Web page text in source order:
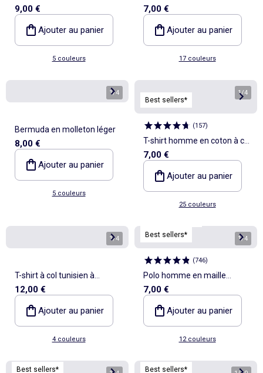
9,00 €
Ajouter au panier
5 couleurs
manches courtes
7,00 €
Ajouter au panier
17 couleurs
1/4
Bermuda en molleton léger
8,00 €
Ajouter au panier
5 couleurs
Best sellers*
1/4
(157)
T-shirt homme en coton à col
rond avec motif placé
7,00 €
Ajouter au panier
25 couleurs
1/4
T-shirt à col tunisien à
manches longues
12,00 €
Ajouter au panier
4 couleurs
Best sellers*
1/4
(746)
Polo homme en maille
piquée uni
7,00 €
Ajouter au panier
12 couleurs
Best sellers* Best sellers*